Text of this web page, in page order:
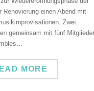
Renovierung einen Abend mit
Zwei
gemeinsam mit fünf
MORE